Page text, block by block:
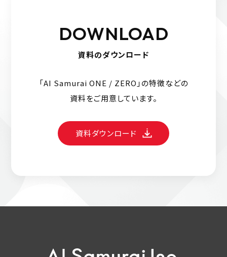
DOWNLOAD
資料のダウンロード
「AI Samurai ONE / ZERO」の特徴などの
資料をご用意しています。
資料ダウンロード